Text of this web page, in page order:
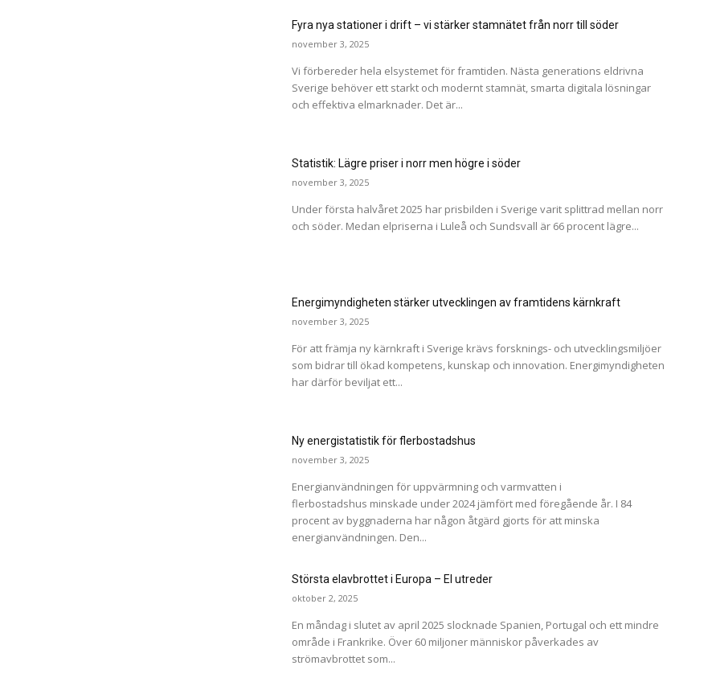
Fyra nya stationer i drift – vi stärker stamnätet från norr till söder
november 3, 2025
Vi förbereder hela elsystemet för framtiden. Nästa generations eldrivna
Sverige behöver ett starkt och modernt stamnät, smarta digitala lösningar
och effektiva elmarknader. Det är...
Statistik: Lägre priser i norr men högre i söder
november 3, 2025
Under första halvåret 2025 har prisbilden i Sverige varit splittrad mellan norr
och söder. Medan elpriserna i Luleå och Sundsvall är 66 procent lägre...
Energimyndigheten stärker utvecklingen av framtidens kärnkraft
november 3, 2025
För att främja ny kärnkraft i Sverige krävs forsknings- och utvecklingsmiljöer
som bidrar till ökad kompetens, kunskap och innovation. Energimyndigheten
har därför beviljat ett...
Ny energistatistik för flerbostadshus
november 3, 2025
Energianvändningen för uppvärmning och varmvatten i
flerbostadshus minskade under 2024 jämfört med föregående år. I 84
procent av byggnaderna har någon åtgärd gjorts för att minska
energianvändningen. Den...
Största elavbrottet i Europa – EI utreder
oktober 2, 2025
En måndag i slutet av april 2025 slocknade Spanien, Portugal och ett mindre
område i Frankrike. Över 60 miljoner människor påverkades av
strömavbrottet som...